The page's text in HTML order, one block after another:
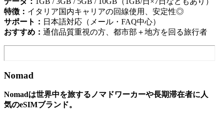
特徴： イタリア国内キャリアの回線使用、安定性◎
サポート： 日本語対応（メール・FAQ中心）
おすすめ： 通信品質重視の方、都市部＋地方を回る旅行者
Nomad
Nomadは世界中を旅するノマドワーカーや長期滞在者に人
気のeSIMブランド。